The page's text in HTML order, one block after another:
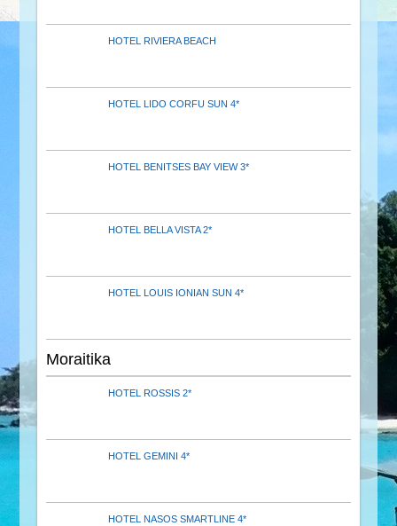
HOTEL RIVIERA BEACH
HOTEL LIDO CORFU SUN 4*
HOTEL BENITSES BAY VIEW 3*
HOTEL BELLA VISTA 2*
HOTEL LOUIS IONIAN SUN 4*
Moraitika
HOTEL ROSSIS 2*
HOTEL GEMINI 4*
HOTEL NASOS SMARTLINE 4*